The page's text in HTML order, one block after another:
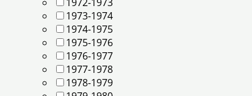
1973-1974
1974-1975
1975-1976
1976-1977
1977-1978
1978-1979